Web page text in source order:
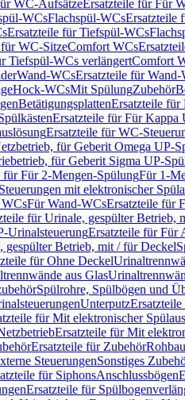
WC-AufsätzeErsatzteile für Für
WCsFlachspül-WCsErsatzteile
Ersatzteile für Tiefspül-WCs
WC-SitzeComfort WCs
Tiefspül-WCs verlängertComfort
Wand-WCsErsatzteile für Wand-
Hock-WCsMit SpülungZubehör
BetätigungsplattenErsatzteile für
Ersatzteile für Für Kappa
Ersatzteile für WC-
für Geberit Omega UP-
für Geberit Sigma UP-
für Für 2-Mengen-SpülungFür 1-
mit elektronischer
Für Wand-WCsErsatzteile für
für Urinale, gespülter Betrieb,
UrinalsteuerungErsatzteile für Für
gespülter Betrieb, mit / für Deckel
für Ohne Deckel
aus Glas
Spülrohre, Spülbögen und
Unterputz
für Mit elektronischer
Ersatzteile für Mit
Ersatzteile für Zubehör
SteuerungenSonstiges
für SiphonsAnschlussbögen
Ersatzteile für